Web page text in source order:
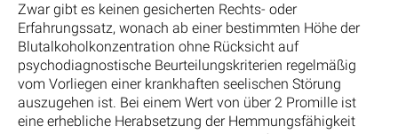
Zwar gibt es keinen gesicherten Rechts- oder
Erfahrungssatz, wonach ab einer bestimmten Höhe der
Blutalkoholkonzentration ohne Rücksicht auf
psychodiagnostische Beurteilungskriterien regelmäßig
vom Vorliegen einer krankhaften seelischen Störung
auszugehen ist. Bei einem Wert von über 2 Promille ist
eine erhebliche Herabsetzung der Hemmungsfähigkeit